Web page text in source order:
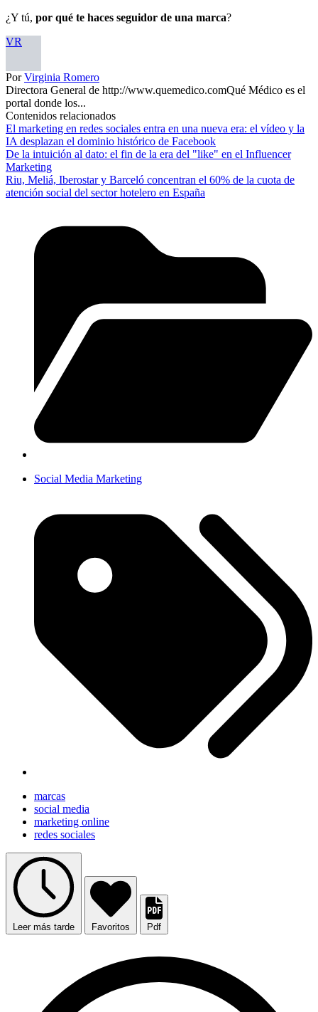
¿Y tú, por qué te haces seguidor de una marca?
VR
PorVirginia Romero
Directora General de http://www.quemedico.comQué Médico es el
portal donde los...
Contenidos relacionados
El marketing en redes sociales entra en una nueva era: el vídeo y la
IA desplazan el dominio histórico de Facebook
De la intuición al dato: el fin de la era del "like" en el Influencer
Marketing
Riu, Meliá, Iberostar y Barceló concentran el 60% de la cuota de
atención social del sector hotelero en España
Social Media Marketing
marcas
social media
marketing online
redes sociales
Leer más tarde Favoritos Pdf